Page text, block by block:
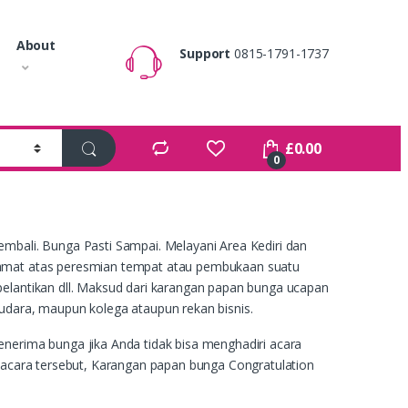
About Support 0815-1791-1737
0
£0.00
Bunga Pasti Sampai. Melayani Area Kediri dan
atas peresmian tempat atau pembukaan suatu
dll. Maksud dari karangan papan bunga ucapan
maupun kolega ataupun rekan bisnis.
bunga jika Anda tidak bisa menghadiri acara
tersebut, Karangan papan bunga Congratulation